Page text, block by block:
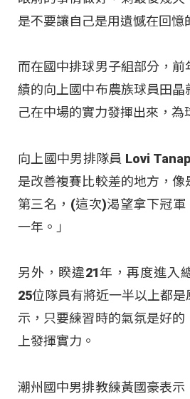
是不要讓自己是用遺憾在回憶
而在國中排球男子組部分，
績的向上國中布農族球員田晶
己在中場的實力發揮出來，為
向上國中男排隊員 Lovi
是改善複賽比較差的地方，
第三名，(這次)渴望拿下冠
一年。」
另外，睽違21年，再度進入
25位隊員有將近一半以上都
示，只要練習時的氣氛是好
上發揮實力。
潮州國中男排教練黃國豪表示